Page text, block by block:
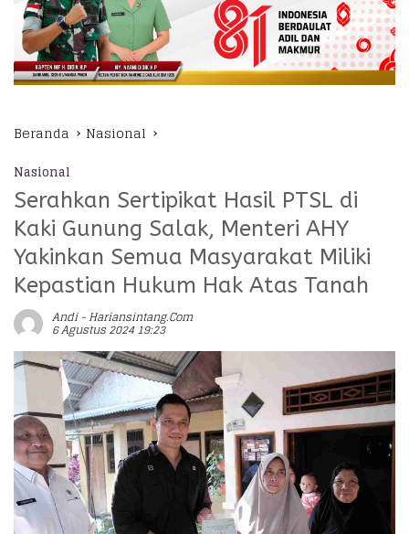
Beranda Nasional
Nasional
Serahkan Sertipikat Hasil PTSL di
Kaki Gunung Salak, Menteri AHY
Yakinkan Semua Masyarakat Miliki
Kepastian Hukum Hak Atas Tanah
Andi - Hariansintang.com
6 Agustus 2024 19:23